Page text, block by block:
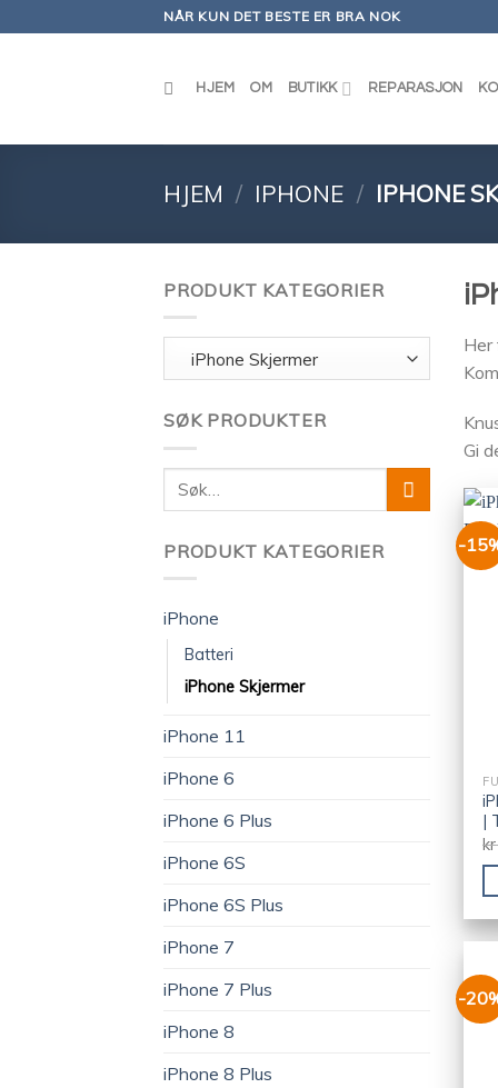
to
NÅR KUN DET BESTE ER BRA NOK
HJEM OM BUTIKK REPARASJON
HJEM / IPHONE / IPHONE
PRODUKT KATEGORIER
SØK PRODUKTER
Søk
PRODUKT KATEGORIER
iPhone
Batteri
iPhone Skjermer
iPhone 11
iPhone 6
iPhone 6 Plus
iPhone 6S
iPhone 6S Plus
iPhone 7
iPhone 7 Plus
iPhone 8
iPhone 8 Plus
Her
Gi
-
|
kr
-